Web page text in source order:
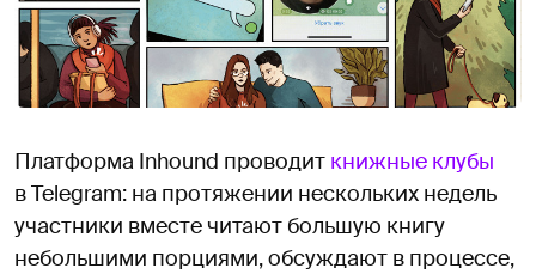
Платформа Inhound проводит книжные клубы
в Telegram: на протяжении нескольких недель
участники вместе читают большую книгу
небольшими порциями, обсуждают в процессе,